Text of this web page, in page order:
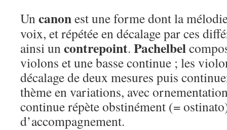
Uncanonest une forme dont la
voix, et répétée en décalage par ces
ainsi uncontrepoint. Pachelbel
violons et une basse continue ; les
décalage de deux mesures puis
thème en variations, avec
continue répète obstinément (=
d’accompagnement.